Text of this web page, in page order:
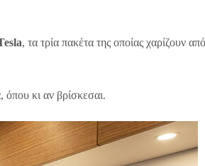
, τα τρία πακέτα της οποίας χαρίζουν
όπου κι αν βρίσκεσαι.